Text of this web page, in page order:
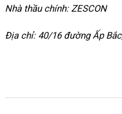
Nhà thầu chính: ZESCON
Địa chỉ: 40/16 đường Ấp